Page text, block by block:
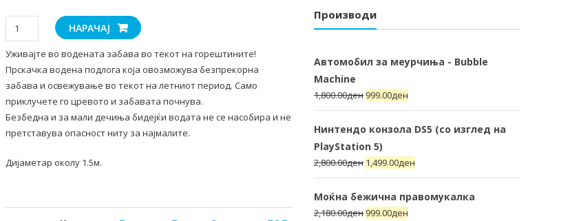
Водена
прскачка
подлога/
фонтана
количина
НАРАЧАЈ
Уживајте во водената забава во текот на горештините!
Прскачка водена подлога која овозможува безпрекорна
забава и освежување во текот на летниот период. Само
приклучете го цревото и забавата почнува.
Безбедна и за мали дечиња бидејќи водата не се насобира и не
претставува опасност ниту за најмалите.
Дијаметар околу 1.5м.
Производи
Автомобил за меурчиња - Bubble
Machine
1,800.00ден 999.00ден
Нинтендо конзола DS5 (со изглед на
PlayStation 5)
2,800.00ден 1,499.00ден
Моќна бежична правомукалка
2,180.00ден 999.00ден